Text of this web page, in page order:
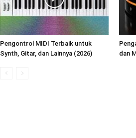
Pengontrol MIDI Terbaik untuk
Synth, Gitar, dan Lainnya (2026)
dan